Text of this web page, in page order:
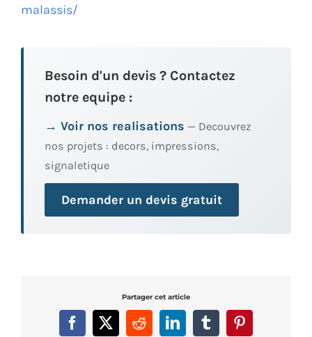
malassis/
Besoin d'un devis ? Contactez
notre equipe :
→ Voir nos realisations — Decouvrez
nos projets : decors, impressions,
signaletique
Demander un devis gratuit
Partager cet article
Facebook
X RedditLinkedInTumblrPinterest